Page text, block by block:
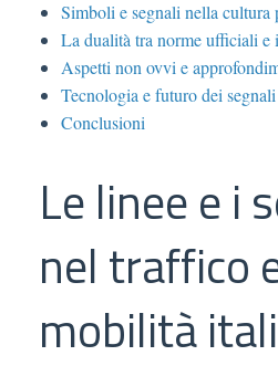
Simboli e segnali nella cultura
La dualità tra norme ufficiali e
Aspetti non ovvi e
Tecnologia e futuro dei segnali
Conclusioni
Le linee e i
nel traffico
mobilità